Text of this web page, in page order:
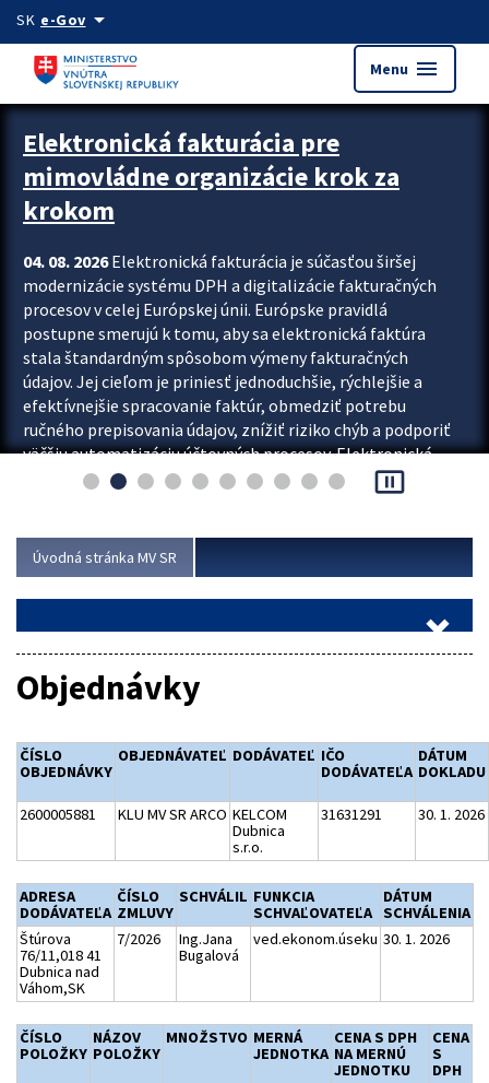
Preskocit na hlavný obsah
SK e-Govarrow_drop_down
Menu menu
Zastavit automatický posun upútavok
Elektronická fakturácia pre
mimovládne organizácie krok za
krokom
04. 08. 2026Elektronická fakturácia je súčasťou širšej
modernizácie systému DPH a digitalizácie fakturačných
procesov v celej Európskej únii. Európske pravidlá
postupne smerujú k tomu, aby sa elektronická faktúra
stala štandardným spôsobom výmeny fakturačných
údajov. Jej cieľom je priniesť jednoduchšie, rýchlejšie a
efektívnejšie spracovanie faktúr, obmedziť potrebu
ručného prepisovania údajov, znížiť riziko chýb a podporiť
väčšiu automatizáciu účtovných procesov. Elektronická
fakturácia preto nepredstavuje...
pause_presentation
Úvodná stránka MV SR
Objednávky
ČÍSLO
OBJEDNÁVKY
OBJEDNÁVATEĽ DODÁVATEĽ IČO
DODÁVATEĽA
DÁTUM
DOKLADU
2600005881 KLU MV SR ARCO KELCOM
Dubnica
s.r.o.
31631291 30. 1. 2026
ADRESA
DODÁVATEĽA
ČÍSLO
ZMLUVY
SCHVÁLIL FUNKCIA
SCHVAĽOVATEĽA
DÁTUM
SCHVÁLENIA
Štúrova
76/11,018 41
Dubnica nad
Váhom,SK
7/2026
Ing.Jana
Bugalová
ved.ekonom.úseku 30. 1. 2026
ČÍSLO
POLOŽKY
NÁZOV
POLOŽKY
MNOŽSTVO MERNÁ
JEDNOTKA
CENA S DPH
NA MERNÚ
JEDNOTKU
CENA
S
DPH